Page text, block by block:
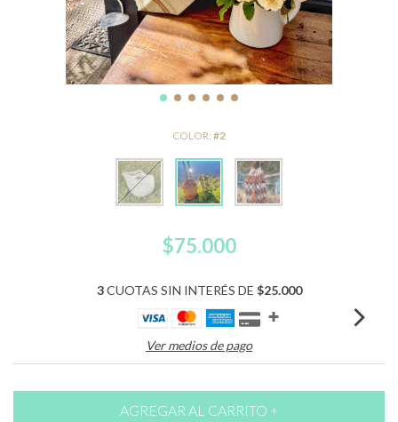
COLOR: #2
$75.000
3CUOTAS SIN INTERÉS DE $25.000
Ver medios de pago